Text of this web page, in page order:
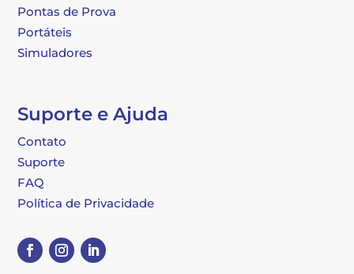
Pontas de Prova
Portáteis
Simuladores
Suporte e Ajuda
Contato
Suporte
FAQ
Política de Privacidade